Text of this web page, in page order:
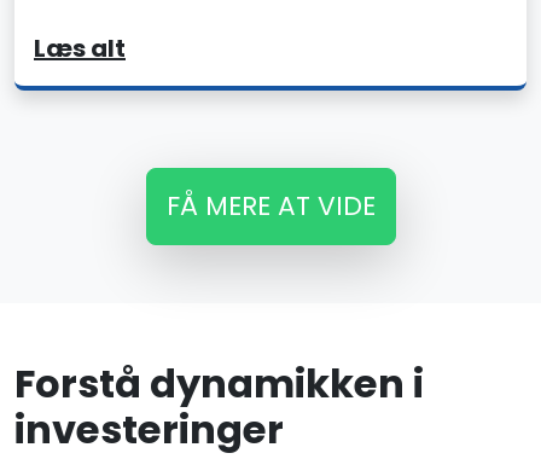
Læs alt
FÅ MERE AT VIDE
Forstå dynamikken i
investeringer